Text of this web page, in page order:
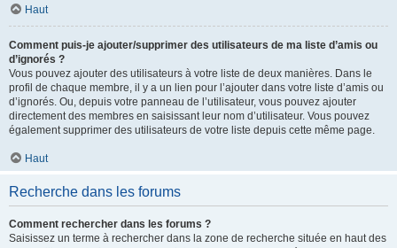
Haut
Comment puis-je ajouter/supprimer des utilisateurs de ma liste d’amis ou
d’ignorés ?
Vous pouvez ajouter des utilisateurs à votre liste de deux manières. Dans le
profil de chaque membre, il y a un lien pour l’ajouter dans votre liste d’amis ou
d’ignorés. Ou, depuis votre panneau de l’utilisateur, vous pouvez ajouter
directement des membres en saisissant leur nom d’utilisateur. Vous pouvez
également supprimer des utilisateurs de votre liste depuis cette même page.
Haut
Recherche dans les forums
Comment rechercher dans les forums ?
Saisissez un terme à rechercher dans la zone de recherche située en haut des